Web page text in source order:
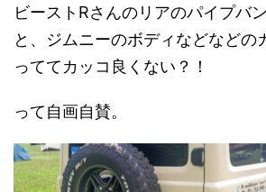
ビーストRさんのリアのパイプバ
と、ジムニーのボディなどなどの
っててカッコ良くない？！
って自画自賛。